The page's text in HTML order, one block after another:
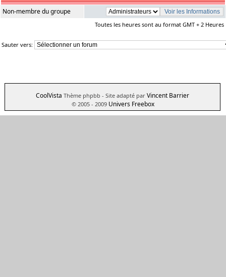
Non-membre du groupe
Toutes les heures sont au format GMT + 2 Heures
Sauter vers:
CoolVista Thème phpbb - Site adapté par Vincent Barrier
© 2005 - 2009 Univers Freebox